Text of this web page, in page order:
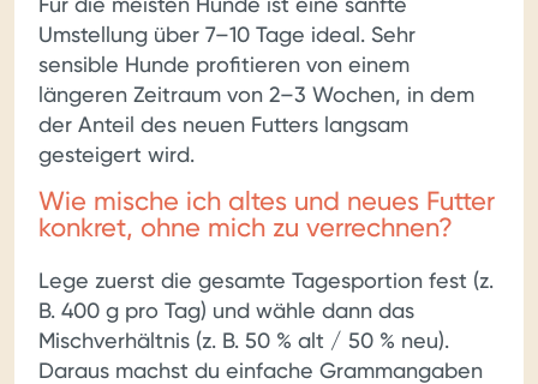
Umstellung über 7–10 Tage ideal. Sehr
sensible Hunde profitieren von einem
längeren Zeitraum von 2–3 Wochen, in dem
der Anteil des neuen Futters langsam
gesteigert wird.
Wie mische ich altes und neues Futter
konkret, ohne mich zu verrechnen?
Lege zuerst die gesamte Tagesportion fest (z.
B. 400 g pro Tag) und wähle dann das
Mischverhältnis (z. B. 50 % alt / 50 % neu).
Daraus machst du einfache Grammangaben